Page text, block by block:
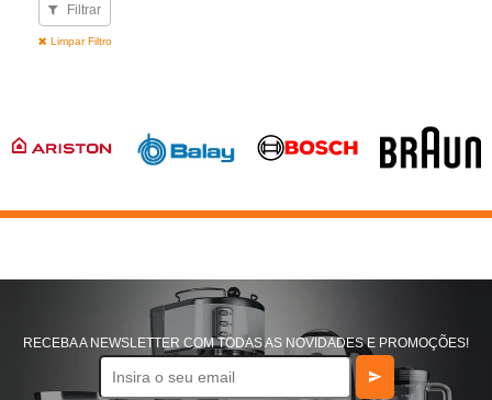
Filtrar
Limpar Filtro
RECEBA A NEWSLETTER COM TODAS AS NOVIDADES E PROMOÇÕES!